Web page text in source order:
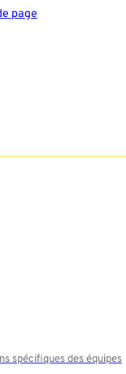
page
spécifiques des équipes